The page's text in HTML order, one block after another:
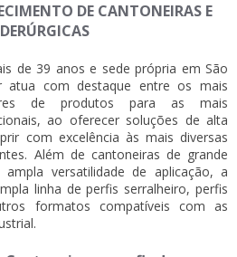
DE CANTONEIRAS E
de 39 anos e sede própria em São
atua com destaque entre os mais
de produtos para as mais
ao oferecer soluções de alta
com excelência às mais diversas
Além de cantoneiras de grande
ampla versatilidade de aplicação, a
linha de perfis serralheiro, perfis
formatos compatíveis com as